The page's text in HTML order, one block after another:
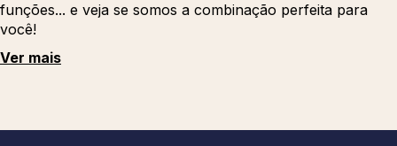
funções... e veja se somos a combinação perfeita para
você!
Ver mais